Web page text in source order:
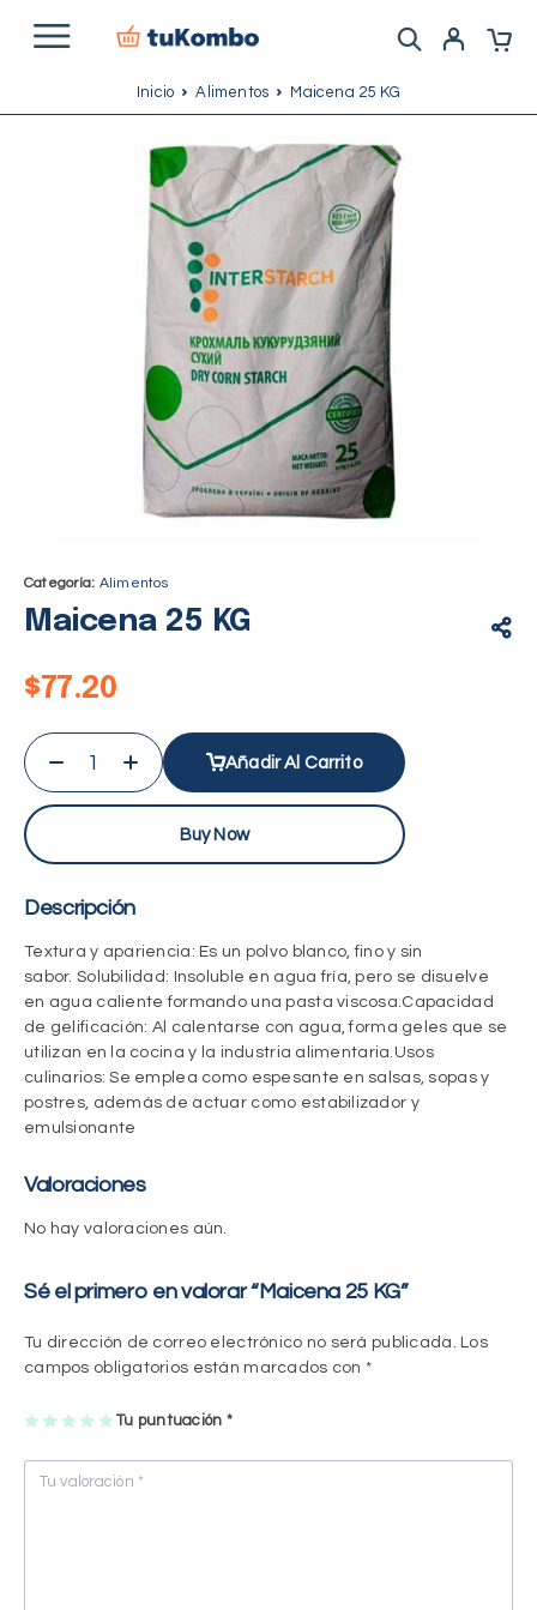
Inicio Alimentos Maicena 25 KG
Categoría: Alimentos
Maicena 25 KG
$77.20
Añadir Al Carrito
Buy Now
Descripción
Textura y apariencia : Es un polvo blanco, fino y sin
sabor. Solubilidad : Insoluble en agua fría, pero se disuelve
en agua caliente formando una pasta viscosa.Capacidad
de gelificación: Al calentarse con agua, forma geles que se
utilizan en la cocina y la industria alimentaria. Usos
culinarios: Se emplea como espesante en salsas, sopas y
postres, además de actuar como estabilizador y
emulsionante
Valoraciones
No hay valoraciones aún.
Sé el primero en valorar “Maicena 25 KG”
Tu dirección de correo electrónico no será publicada. Los
campos obligatorios están marcados con *
Tu puntuación *
1 2 3 4 5